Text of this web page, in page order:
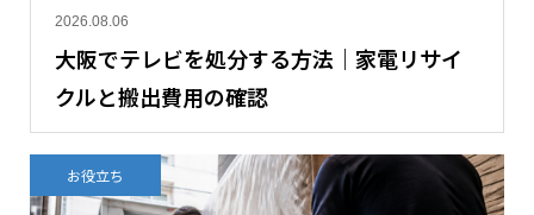
2026.08.06
大阪でテレビを処分する方法｜家電リサイ
クルと搬出費用の確認
お役立ち